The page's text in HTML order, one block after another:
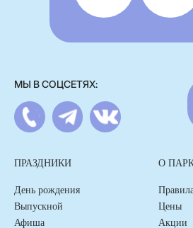
ПРАЗДНИКИ
День рождения
Выпускной
Афиша
О
Цены
Акции
МЫ В СОЦСЕТЯХ: